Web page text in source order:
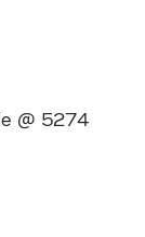
@ 5274